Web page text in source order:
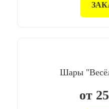
Шары
от